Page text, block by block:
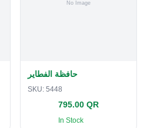
حافظة الفطاير
SKU: 5448
795.00 QR
In Stock